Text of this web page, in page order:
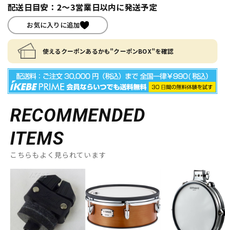
配送日目安：2～3営業日以内に発送予定
お気に入りに追加
使えるクーポンあるかも"クーポンBOX"を確認
RECOMMENDED
ITEMS
こちらもよく見られています